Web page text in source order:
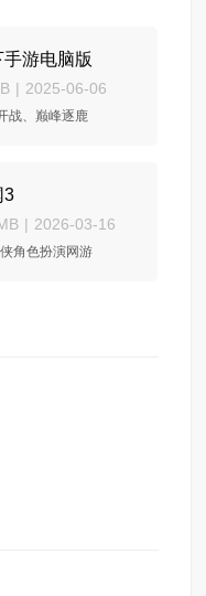
手游电脑版
| 2025-06-06
战、巅峰逐鹿
3
| 2026-03-16
角色扮演网游